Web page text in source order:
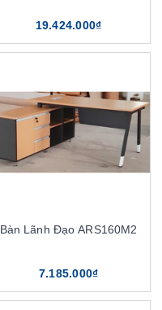
19.424.000₫
Bàn Lãnh Đạo ARS160M2
7.185.000₫